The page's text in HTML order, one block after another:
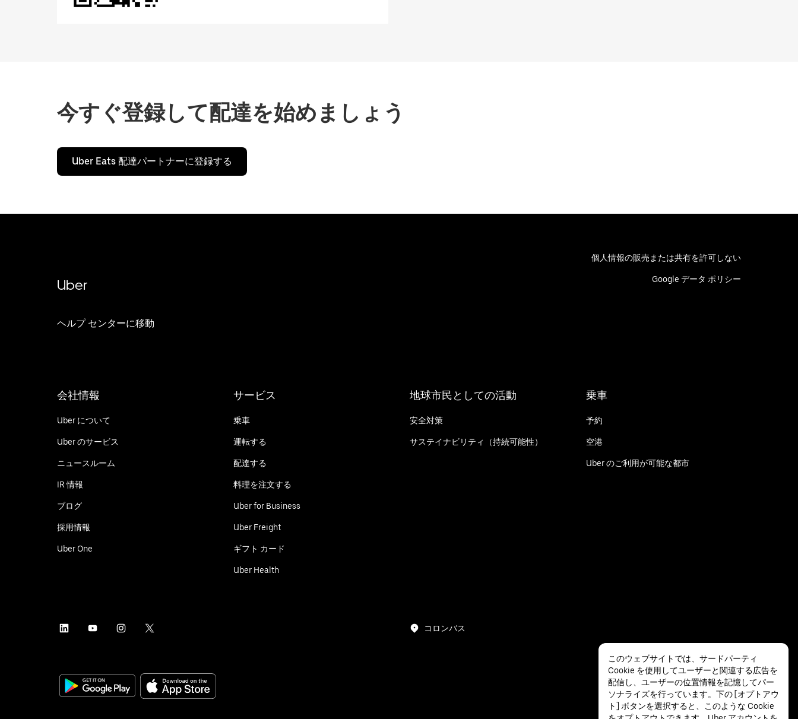
今すぐ登録して配達を始めましょう
Uber Eats 配達パートナーに登録する
Uber
ヘルプ センターに移動
個人情報の販売または共有を許可しない
Google データ ポリシー
会社情報
Uber について
Uber のサービス
ニュースルーム
IR 情報
ブログ
採用情報
Uber One
サービス
乗車
運転する
配達する
料理を注文する
Uber for Business
Uber Freight
ギフト カード
Uber Health
地球市民としての活動
安全対策
サステイナビリティ（持続可能性）
乗車
予約
空港
Uber のご利用が可能な都市
コロンバス
このウェブサイトでは、サードパーティ
Cookie を使用してユーザーと関連する広告を
配信し、ユーザーの位置情報を記憶してパー
ソナライズを行っています。下の [オプトアウ
ト] ボタンを選択すると、このような Cookie